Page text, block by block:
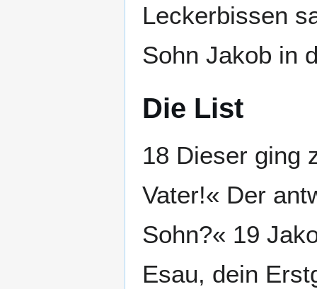
Leckerbissen
Sohn Jakob in
Die List
18 Dieser ging
Vater!« Der
Sohn?« 19
Esau, dein